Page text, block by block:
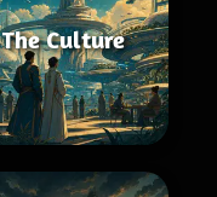
The Culture